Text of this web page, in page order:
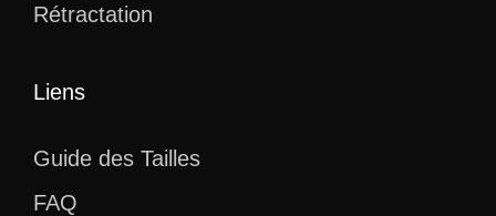
Rétractation
Liens
Guide des Tailles
FAQ